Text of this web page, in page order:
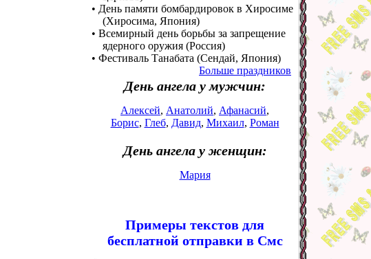
• День памяти бомбардировок в Хиросиме
(Хиросима, Япония)
• Всемирный день борьбы за запрещение
ядерного оружия (Россия)
• Фестиваль Танабата (Сендай, Япония)
Больше праздников
День ангела у мужчин:
Алексей, Анатолий, Афанасий,
Борис, Глеб, Давид, Михаил, Роман
День ангела у женщин:
Мария
Примеры текстов для
бесплатной отправки в Смс